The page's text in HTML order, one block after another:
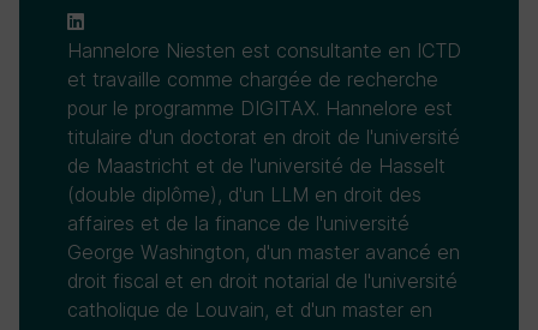
Hannelore Niesten est consultante en ICTD
et travaille comme chargée de recherche
pour le programme DIGITAX. Hannelore est
titulaire d'un doctorat en droit de l'université
de Maastricht et de l'université de Hasselt
(double diplôme), d'un LLM en droit des
affaires et de la finance de l'université
George Washington, d'un master avancé en
droit fiscal et en droit notarial de l'université
catholique de Louvain, et d'un master en